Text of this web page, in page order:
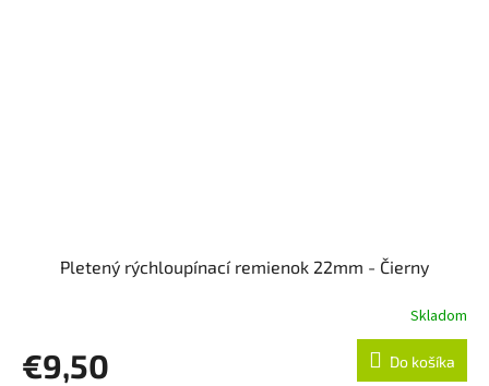
Pletený rýchloupínací remienok 22mm - Čierny
Skladom
€9,50 Do košíka